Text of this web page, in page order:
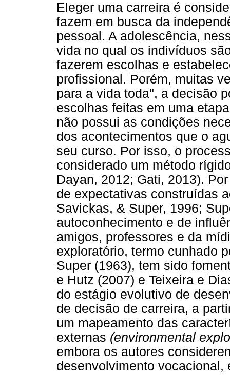
Eleger uma carreira é
fazem em busca da
pessoal. A adolescência,
vida no qual os indivíduos
fazerem escolhas e
profissional. Porém, muitas
para a vida toda", a decisão
escolhas feitas em uma
não possui as condições
dos acontecimentos que o
seu curso. Por isso, o
considerado um método
Dayan, 2012; Gati, 2013).
de expectativas construídas
Savickas, & Super, 1996;
autoconhecimento e de
amigos, professores e da
exploratório, termo cunhado
Super (1963), tem sido
e Hutz (2007) e Teixeira e
do estágio evolutivo de
de decisão de carreira, a
um mapeamento das
externas (environmental
embora os autores
desenvolvimento vocacional,